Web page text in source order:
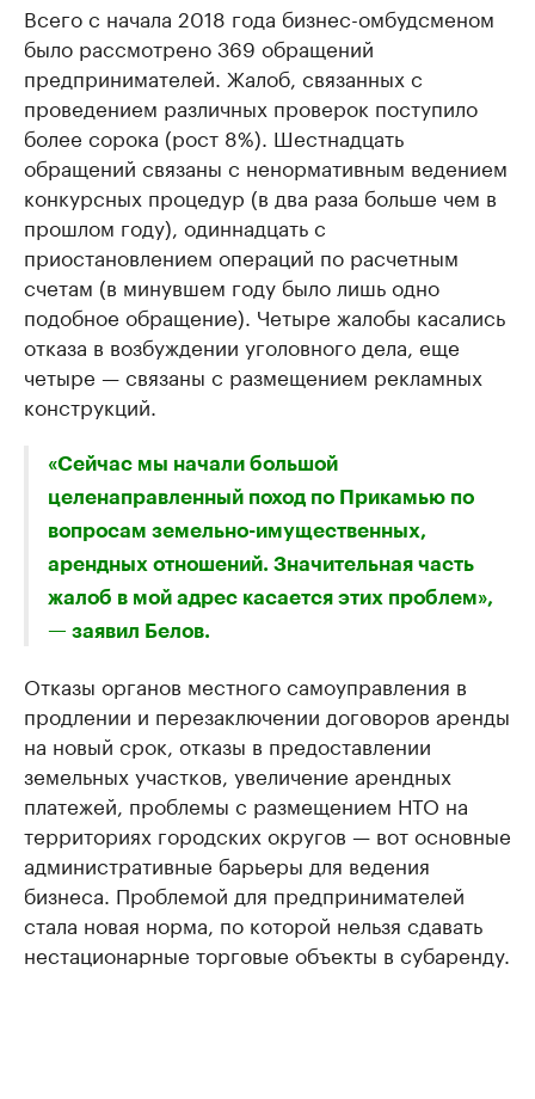
Всего с начала 2018 года бизнес-омбудсменом
было рассмотрено 369 обращений
предпринимателей. Жалоб, связанных с
проведением различных проверок поступило
более сорока (рост 8%). Шестнадцать
обращений связаны с ненормативным ведением
конкурсных процедур (в два раза больше чем в
прошлом году), одиннадцать с
приостановлением операций по расчетным
счетам (в минувшем году было лишь одно
подобное обращение). Четыре жалобы касались
отказа в возбуждении уголовного дела, еще
четыре — связаны с размещением рекламных
конструкций.
«Сейчас мы начали большой
целенаправленный поход по Прикамью по
вопросам земельно-имущественных,
арендных отношений. Значительная часть
жалоб в мой адрес касается этих проблем»,
— заявил Белов.
Отказы органов местного самоуправления в
продлении и перезаключении договоров аренды
на новый срок, отказы в предоставлении
земельных участков, увеличение арендных
платежей, проблемы с размещением НТО на
территориях городских округов — вот основные
административные барьеры для ведения
бизнеса. Проблемой для предпринимателей
стала новая норма, по которой нельзя сдавать
нестационарные торговые объекты в субаренду.